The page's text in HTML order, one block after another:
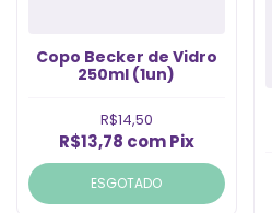
Copo Becker de Vidro
250ml (1un)
R$14,50
R$13,78 com Pix
ESGOTADO